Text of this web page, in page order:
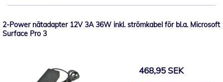
2-Power nätadapter 12V 3A 36W inkl. strömkabel för bl.a. Microsoft
Surface Pro 3
468,95 SEK